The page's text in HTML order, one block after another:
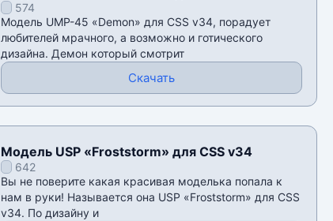
574
Модель UMP-45 «Demon» для CSS v34, порадует
любителей мрачного, а возможно и готического
дизайна. Демон который смотрит
Скачать
Модель USP «Froststorm» для CSS v34
642
Вы не поверите какая красивая моделька попала к
нам в руки! Называется она USP «Froststorm» для CSS
v34. По дизайну и